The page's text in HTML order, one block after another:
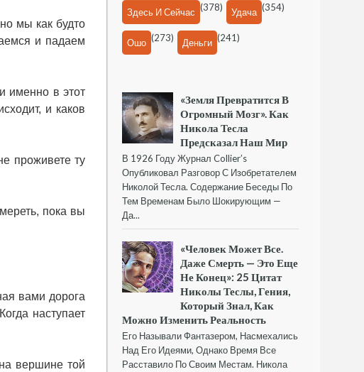
мы как будто
и падаем
именно в этот
и каков
проживете ту
пока вы
вами дорога
наступает
вершине той
Здесь И Сейчас (378) Удача (354)
Ошо (273) Деньги (241)
«Земля Превратится В
Огромный Мозг». Как
Никола Тесла
Предсказал Наш Мир
В 1926 Году Журнал Collier’s
Опубликовал Разговор С Изобретателем
Николой Тесла. Содержание Беседы По
Тем Временам Было Шокирующим —
Да...
«Человек Может Все.
Даже Смерть — Это Еще
Не Конец»: 25 Цитат
Николы Теслы, Гения,
Который Знал, Как
Можно Изменить Реальность
Его Называли Фантазером, Насмехались
Над Его Идеями, Однако Время Все
Расставило По Своим Местам. Никола